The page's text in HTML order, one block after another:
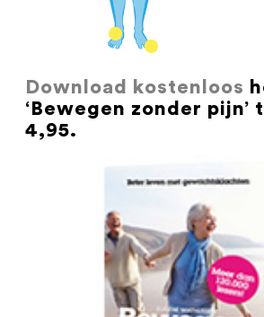
Download kostenloos
‘Bewegen zonder pijn’
4,95.